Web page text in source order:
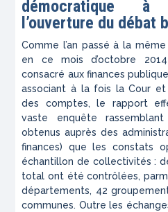
démocratique à
l’ouverture du débat
Comme l’an passé à la
en ce mois d’octobre
consacré aux finances
associant à la fois la Cour
des comptes, le rapport
vaste enquête
obtenus auprès des
finances) que les constats
échantillon de collectivités :
total ont été contrôlées,
départements, 42
communes. Outre les